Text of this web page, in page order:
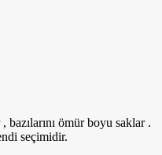
bazılarını ömür boyu saklar .
seçimidir.